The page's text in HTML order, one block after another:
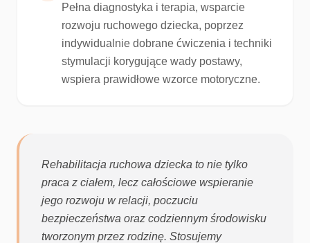
Pełna diagnostyka i terapia, wsparcie
rozwoju ruchowego dziecka, poprzez
indywidualnie dobrane ćwiczenia i techniki
stymulacji korygujące wady postawy,
wspiera prawidłowe wzorce motoryczne.
Rehabilitacja ruchowa dziecka to nie tylko
praca z ciałem, lecz całościowe wspieranie
jego rozwoju w relacji, poczuciu
bezpieczeństwa oraz codziennym środowisku
tworzonym przez rodzinę. Stosujemy